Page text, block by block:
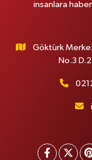
insanlara
Göktürk
No.3